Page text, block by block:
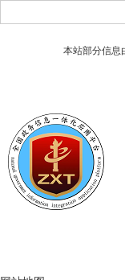
本站部分信息